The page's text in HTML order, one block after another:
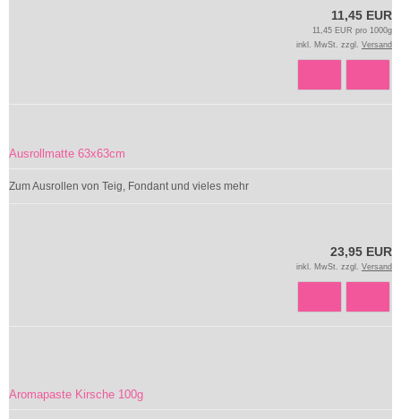
11,45 EUR
11,45 EUR pro 1000g
inkl. MwSt. zzgl. Versand
Ausrollmatte 63x63cm
Zum Ausrollen von Teig, Fondant und vieles mehr
23,95 EUR
inkl. MwSt. zzgl. Versand
Aromapaste Kirsche 100g